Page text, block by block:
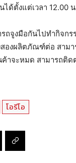
ด้ตั้งแต่เวลา 12.00
ถจูงมือกันไปทำกิจก
องผลิตภัณฑ์ต่อ สาม
าจะหมด สามารถติด
โอรีโอ